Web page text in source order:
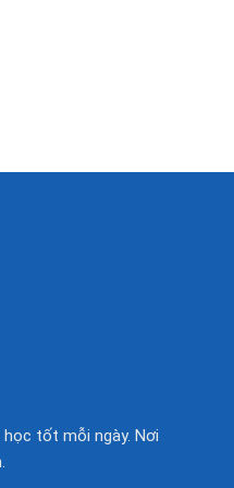
học tốt mỗi ngày. Nơi